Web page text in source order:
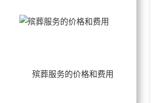
殡葬服务的价格和费用